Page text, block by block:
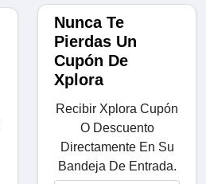
Nunca Te
Pierdas Un
Cupón De
Xplora
Recibir Xplora Cupón
O Descuento
Directamente En Su
Bandeja De Entrada.